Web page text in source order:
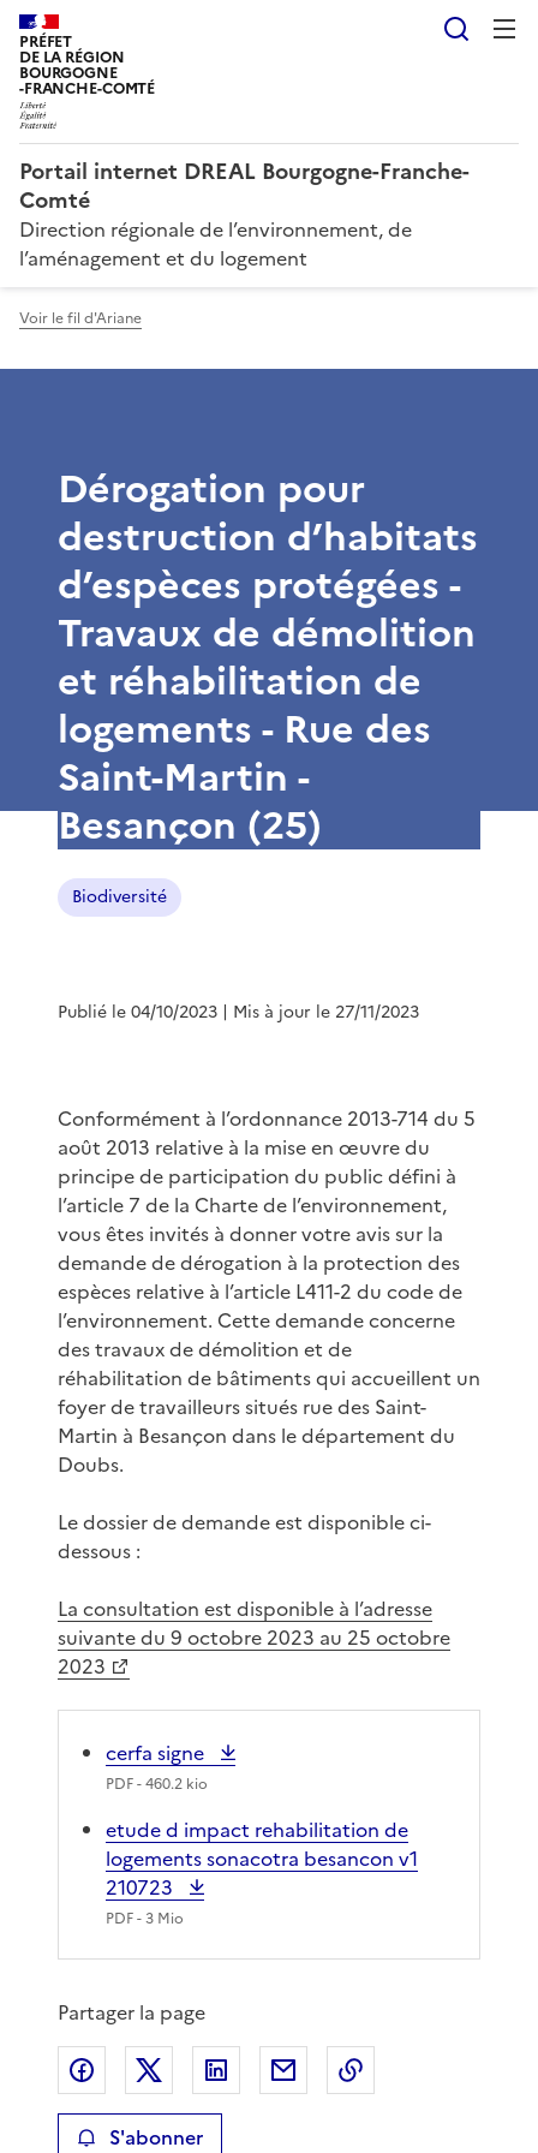
PRÉFET
DE LA RÉGION
BOURGOGNE
-FRANCHE-COMTÉ
Portail internet DREAL Bourgogne-Franche-
Comté
Direction régionale de l’environnement, de
l’aménagement et du logement
Voir le fil d'Ariane
Dérogation pour
destruction d’habitats
d’espèces protégées -
Travaux de démolition
et réhabilitation de
logements - Rue des
Saint-Martin -
Besançon (25)
Biodiversité
Publié le 04/10/2023 | Mis à jour le 27/11/2023
Conformément à l’ordonnance 2013-714 du 5
août 2013 relative à la mise en œuvre du
principe de participation du public défini à
l’article 7 de la Charte de l’environnement,
vous êtes invités à donner votre avis sur la
demande de dérogation à la protection des
espèces relative à l’article L411-2 du code de
l’environnement. Cette demande concerne
des travaux de démolition et de
réhabilitation de bâtiments qui accueillent un
foyer de travailleurs situés rue des Saint-
Martin à Besançon dans le département du
Doubs.
Le dossier de demande est disponible ci-
dessous :
La consultation est disponible à l’adresse
suivante du 9 octobre 2023 au 25 octobre
2023
cerfa signe
PDF- 460.2 kio
etude d impact rehabilitation de
logements sonacotra besancon v1
210723
PDF- 3 Mio
Partager la page
Partager sur Facebook
Partager sur XPartager sur LinkedIn
Partager par email
S'abonner